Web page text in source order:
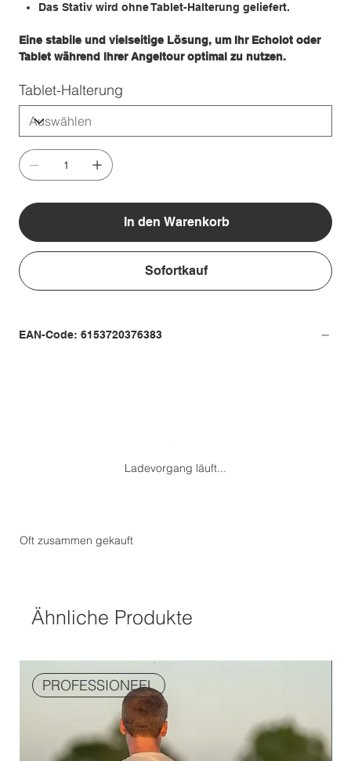
Das Stativ wird ohne Tablet-Halterung geliefert.
Eine stabile und vielseitige Lösung, um Ihr Echolot oder
Tablet während Ihrer Angeltour optimal zu nutzen.
Tablet-Halterung
In den Warenkorb
Sofortkauf
EAN-Code: 6153720376383
Ladevorgang läuft...
Oft zusammen gekauft
Ähnliche Produkte
PROFESSIONEEL